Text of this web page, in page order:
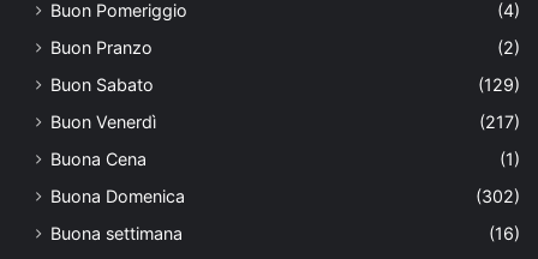
Buon Pomeriggio
(4)
Buon Pranzo
(2)
Buon Sabato
(129)
Buon Venerdì
(217)
Buona Cena
(1)
Buona Domenica
(302)
Buona settimana
(16)